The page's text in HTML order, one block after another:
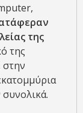
της
της
στην